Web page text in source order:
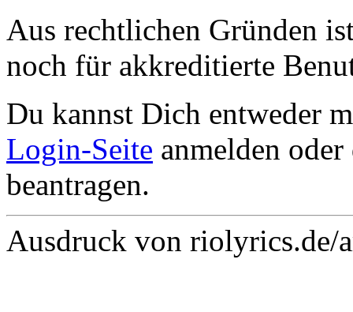
Aus rechtlichen Gründen
noch für akkreditierte
Du kannst Dich entweder
Login-Seite anmelden
beantragen.
Ausdruck von riolyrics.de/